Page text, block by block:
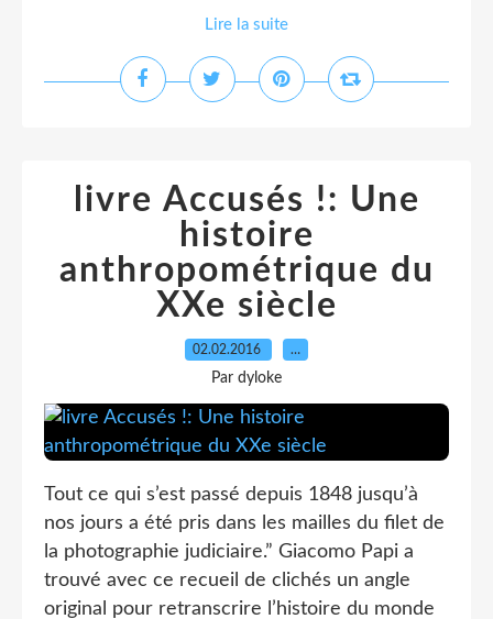
Lire la suite
livre Accusés !: Une
histoire
anthropométrique du
XXe siècle
02.02.2016 …
Par dyloke
Tout ce qui s’est passé depuis 1848 jusqu’à
nos jours a été pris dans les mailles du filet de
la photographie judiciaire.” Giacomo Papi a
trouvé avec ce recueil de clichés un angle
original pour retranscrire l’histoire du monde